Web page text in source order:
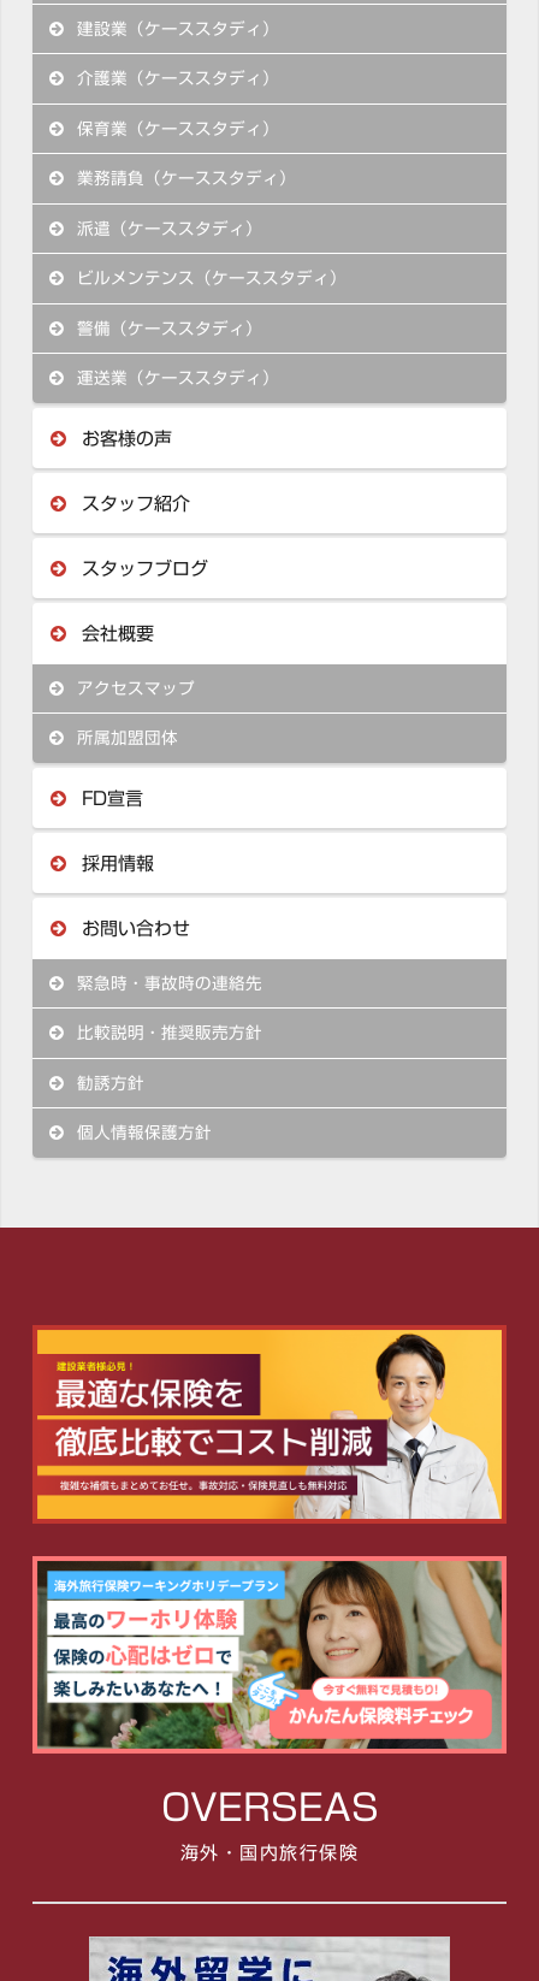
建設業（ケーススタディ）
介護業（ケーススタディ）
保育業（ケーススタディ）
業務請負（ケーススタディ）
派遣（ケーススタディ）
ビルメンテンス（ケーススタディ）
警備（ケーススタディ）
運送業（ケーススタディ）
お客様の声
スタッフ紹介
スタッフブログ
会社概要
アクセスマップ
所属加盟団体
FD宣言
採用情報
お問い合わせ
緊急時・事故時の連絡先
比較説明・推奨販売方針
勧誘方針
個人情報保護方針
OVERSEAS
海外・国内旅行保険